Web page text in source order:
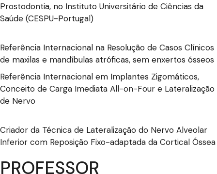
Prostodontia, no Instituto Universitário de Ciências da
Saúde (CESPU-Portugal)
Referência Internacional na Resolução de Casos Clínicos
de maxilas e mandíbulas atróficas, sem enxertos ósseos
Referência Internacional em Implantes Zigomáticos,
Conceito de Carga Imediata All-on-Four e Lateralização
de Nervo
Criador da Técnica de Lateralização do Nervo Alveolar
Inferior com Reposição Fixo-adaptada da Cortical Óssea
PROFESSOR